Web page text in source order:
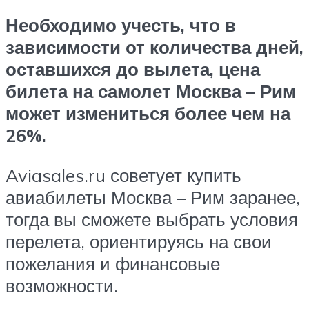
Необходимо учесть, что в
зависимости от количества дней,
оставшихся до вылета, цена
билета на самолет Москва – Рим
может измениться более чем на
26%.
Aviasales.ru советует купить
авиабилеты Москва – Рим заранее,
тогда вы сможете выбрать условия
перелета, ориентируясь на свои
пожелания и финансовые
возможности.